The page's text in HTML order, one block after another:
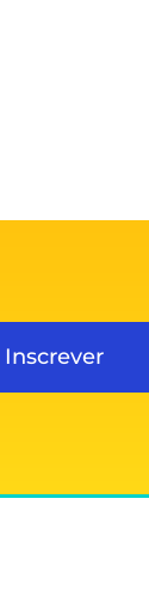
Inscrever